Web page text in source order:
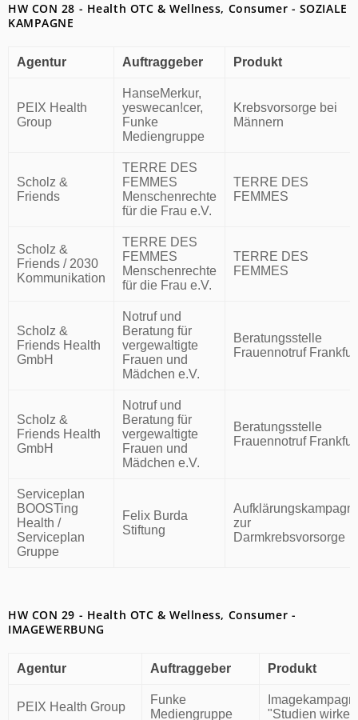
HW CON 28 - Health OTC & Wellness, Consumer - SOZIALE
KAMPAGNE
Agentur Auftraggeber Produkt
PEIX Health
Group
HanseMerkur,
yeswecan!cer,
Funke
Mediengruppe
Krebsvorsorge bei
Männern
Scholz &
Friends
TERRE DES
FEMMES
Menschenrechte
für die Frau e.V.
TERRE DES
FEMMES
Scholz &
Friends / 2030
Kommunikation
TERRE DES
FEMMES
Menschenrechte
für die Frau e.V.
TERRE DES
FEMMES
Scholz &
Friends Health
GmbH
Notruf und
Beratung für
vergewaltigte
Frauen und
Mädchen e.V.
Beratungsstelle
Frauennotruf
Scholz &
Friends Health
GmbH
Notruf und
Beratung für
vergewaltigte
Frauen und
Mädchen e.V.
Beratungsstelle
Frauennotruf
Serviceplan
BOOSTing
Health /
Serviceplan
Gruppe
Felix Burda
Stiftung
zur
Darmkrebsvorsorge
HW CON 29 - Health OTC & Wellness, Consumer -
IMAGEWERBUNG
Agentur Auftraggeber Produkt
PEIX Health Group
Funke
Mediengruppe
"Studien